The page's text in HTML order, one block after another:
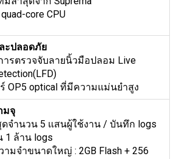
quad-core CPU
ะปลอดภัย
ารตรวจจับลายนิ้วมือปลอม Live
ร์ OP5 optical ที่มีความแม่นยำสูง
มจุ
ดจำนวน 5 แสนผู้ใช้งาน / บันทึก logs
1 ล้าน logs
ามจำขนาดใหญ่ : 2GB Flash + 256